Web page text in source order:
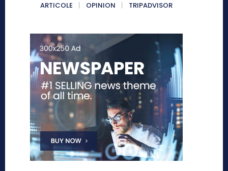
ARTICOLE OPINION TRIPADVISOR